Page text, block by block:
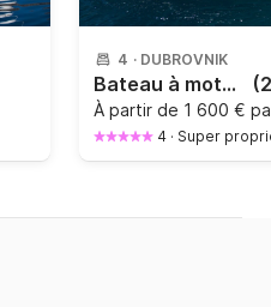
4 · DUBROVNIK
Bateau à moteur Ferretti 43 FLY 850cv
À partir de 1 600 €
4 · Super